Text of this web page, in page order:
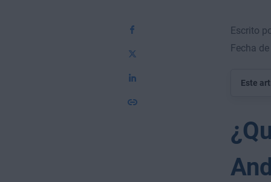
Escrito
Fecha
Este